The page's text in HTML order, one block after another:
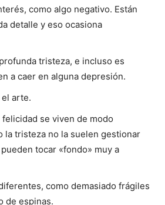
como algo negativo. Están
detalle y eso ocasiona
tristeza, e incluso es
a caer en alguna depresión.
el arte.
se viven de modo
la tristeza no la suelen gestionar
tocar «fondo» muy a
como demasiado frágiles
de espinas.